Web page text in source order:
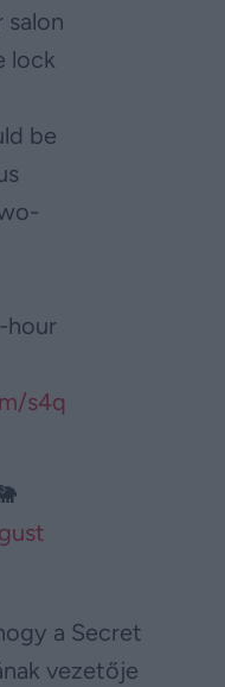
salon
lock
be
s4q
a Secret
vezetője